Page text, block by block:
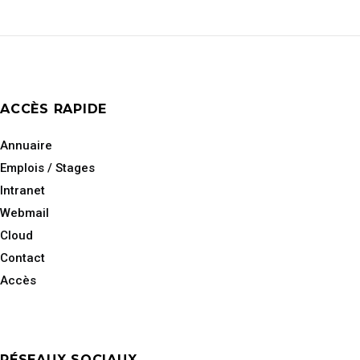
ACCÈS RAPIDE
Annuaire
Emplois / Stages
Intranet
Webmail
Cloud
Contact
Accès